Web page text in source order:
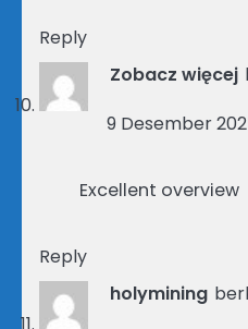
Reply
Zobacz więcej
9 Desember
Excellent overview
Reply
holymining